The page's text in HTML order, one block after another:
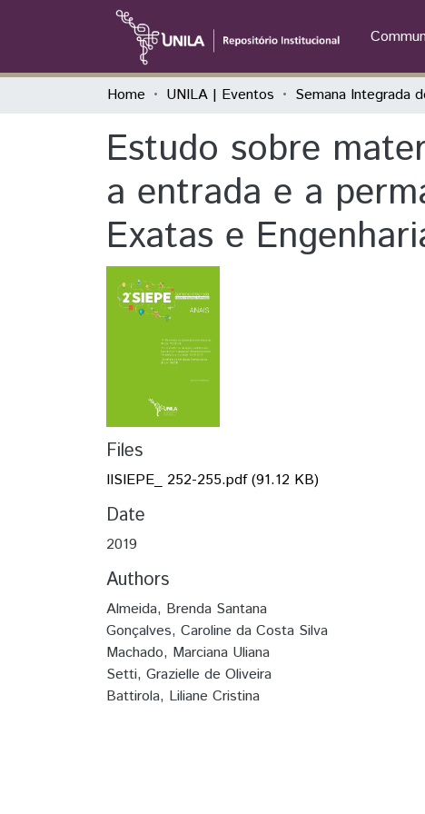
Home UNILA | Eventos
Estudo sobre
a entrada e a
Exatas e
Files
IISIEPE_ 252-255.pdf(91.12 KB)
Date
2019
Authors
Almeida, Brenda Santana
Gonçalves, Caroline da Costa Silva
Machado, Marciana Uliana
Setti, Grazielle de Oliveira
Battirola, Liliane Cristina